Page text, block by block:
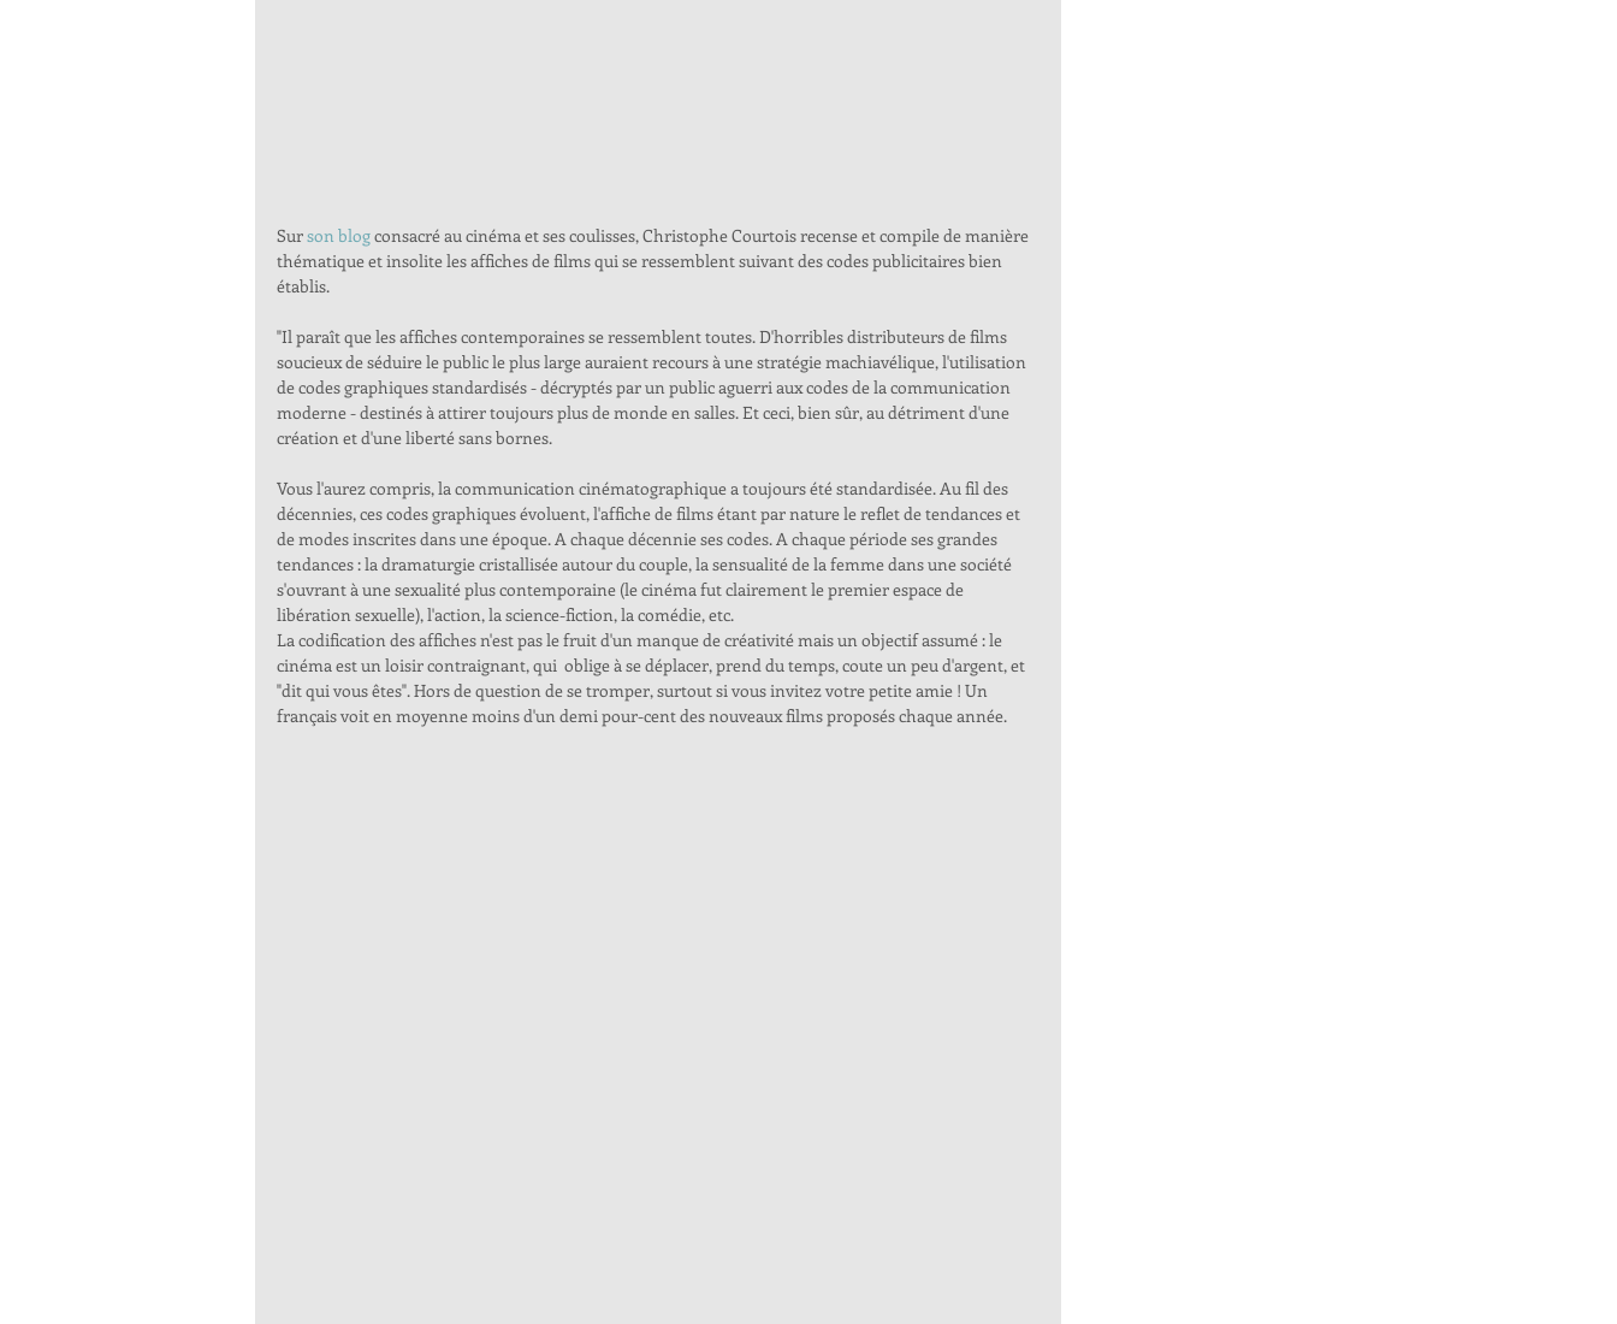
Sur son blog consacré au cinéma et ses coulisses, Christophe Courtois recense et compile de manière
thématique et insolite les affiches de films qui se ressemblent suivant des codes publicitaires bien
établis.
"Il paraît que les affiches contemporaines se ressemblent toutes. D'horribles distributeurs de films
soucieux de séduire le public le plus large auraient recours à une stratégie machiavélique, l'utilisation
de codes graphiques standardisés - décryptés par un public aguerri aux codes de la communication
moderne - destinés à attirer toujours plus de monde en salles. Et ceci, bien sûr, au détriment d'une
création et d'une liberté sans bornes.
Vous l'aurez compris, la communication cinématographique a toujours été standardisée. Au fil des
décennies, ces codes graphiques évoluent, l'affiche de films étant par nature le reflet de tendances et
de modes inscrites dans une époque. A chaque décennie ses codes. A chaque période ses grandes
tendances : la dramaturgie cristallisée autour du couple, la sensualité de la femme dans une société
s'ouvrant à une sexualité plus contemporaine (le cinéma fut clairement le premier espace de
libération sexuelle), l'action, la science-fiction, la comédie, etc.
La codification des affiches n'est pas le fruit d'un manque de créativité mais un objectif assumé : le
cinéma est un loisir contraignant, qui  oblige à se déplacer, prend du temps, coute un peu d'argent, et
"dit qui vous êtes". Hors de question de se tromper, surtout si vous invitez votre petite amie ! Un
français voit en moyenne moins d'un demi pour-cent des nouveaux films proposés chaque année.